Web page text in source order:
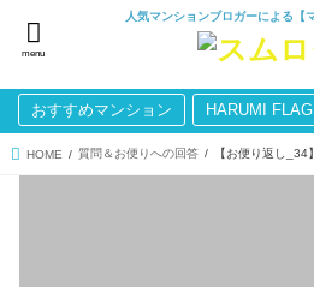
人気マンションブロガーによる【
menu
おすすめマンション HARUMI FLAG
HOME 質問＆お便りへの回答 【お便り返し